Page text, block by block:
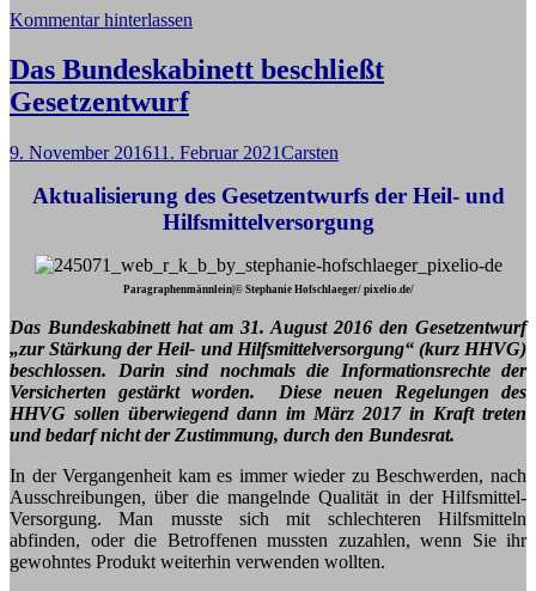
Kommentar hinterlassen
Das Bundeskabinett beschließt
Gesetzentwurf
9. November 201611. Februar 2021Carsten
Aktualisierung des Gesetzentwurfs der Heil- und
Hilfsmittelversorgung
Paragraphenmännlein|© Stephanie Hofschlaeger/ pixelio.de/
Das Bundeskabinett hat am 31. August 2016 den Gesetzentwurf
„zur Stärkung der Heil- und Hilfsmittelversorgung“ (kurz HHVG)
beschlossen. Darin sind nochmals die Informationsrechte der
Versicherten gestärkt worden.
Diese neuen Regelungen des
HHVG sollen überwiegend dann im März 2017 in Kraft treten
und bedarf nicht der Zustimmung, durch den Bundesrat.
In der Vergangenheit kam es immer wieder zu Beschwerden, nach
Ausschreibungen, über die mangelnde Qualität in der Hilfsmittel-
Versorgung. Man musste sich mit schlechteren Hilfsmitteln
abfinden, oder die Betroffenen mussten zuzahlen, wenn Sie ihr
gewohntes Produkt weiterhin verwenden wollten.